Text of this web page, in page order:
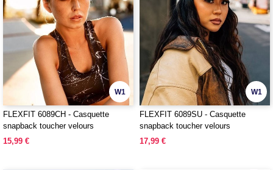
W1
FLEXFIT 6089CH - Casquette
snapback toucher velours
15,99 €
W1
FLEXFIT 6089SU - Casquette
snapback toucher velours
17,99 €